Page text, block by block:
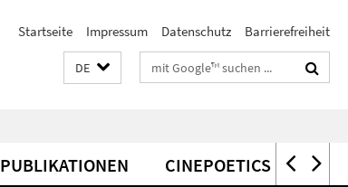
Startseite Impressum Datenschutz Barrierefreiheit
DE Suchbegriffe
PUBLIKATIONEN CINEPOETICS